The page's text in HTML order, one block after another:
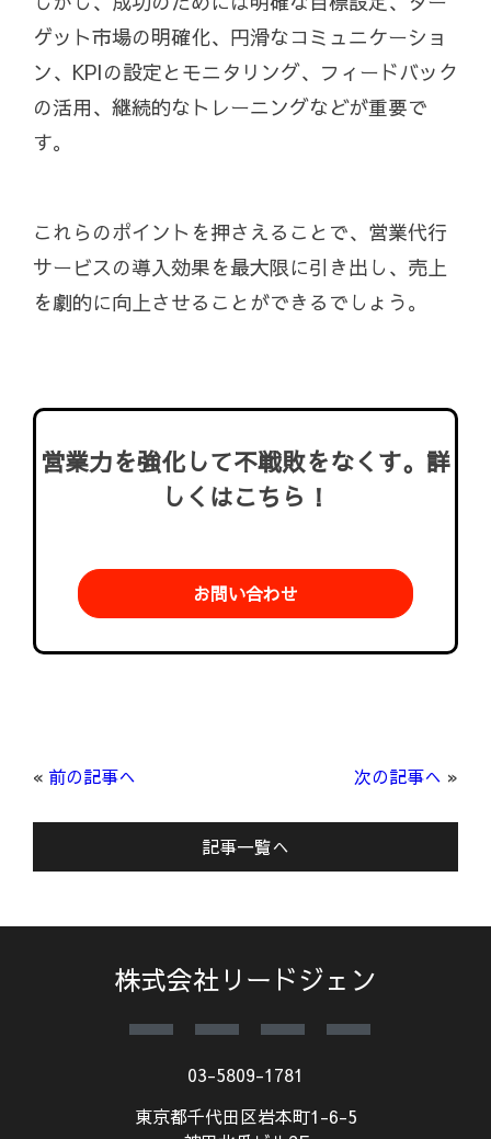
ゲット市場の明確化、円滑なコミュニケーショ
ン、KPIの設定とモニタリング、フィードバック
の活用、継続的なトレーニングなどが重要で
す。
これらのポイントを押さえることで、営業代行
サービスの導入効果を最大限に引き出し、売上
を劇的に向上させることができるでしょう。
営業力を強化して不戦敗をなくす。詳
しくはこちら！
お問い合わせ
« 前の記事へ 次の記事へ »
記事一覧へ
株式会社リードジェン
03-5809-1781
東京都千代田区岩本町1-6-5